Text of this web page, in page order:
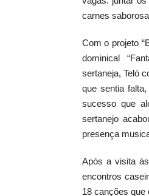
carnes
Com o projeto
dominical
sertaneja, Teló
que sentia
sucesso que
sertanejo
presença
Após a visita
encontros
18 canções que